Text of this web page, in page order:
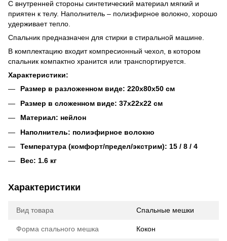
С внутренней стороны синтетический материал мягкий и
приятен к телу. Наполнитель – полиэфирное волокно, хорошо
удерживает тепло.
Спальник предназначен для стирки в стиральной машине.
В комплектацию входит компресионный чехол, в котором
спальник компактно хранится или транспортируется.
Характеристики:
Размер в разложенном виде: 220х80х50 см
Размер в сложенном виде: 37х22х22 см
Материал: нейлон
Наполнитель: полиэфирное волокно
Температура (комфорт/предел/экстрим): 15 / 8 / 4
Вес: 1.6 кг
Характеристики
Вид товара Спальные мешки
Форма спального мешка Кокон